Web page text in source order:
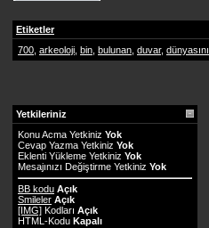
Etiketler
700 arkeoloji bin bulunan duvar, dünyasını
Yetkileriniz
Konu Acma Yetkiniz Yok
Cevap Yazma Yetkiniz Yok
Eklenti Yükleme Yetkiniz Yok
Mesajınızı Değiştirme Yetkiniz Yok
BB kodu Açık
Smileler Açık
[IMG] Kodları Açık
HTML-Kodu Kapalı